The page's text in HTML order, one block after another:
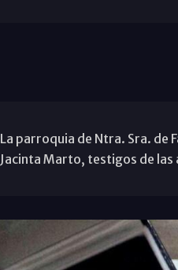
La parroquia de Ntra. Sra. de
Jacinta Marto, testigos de las